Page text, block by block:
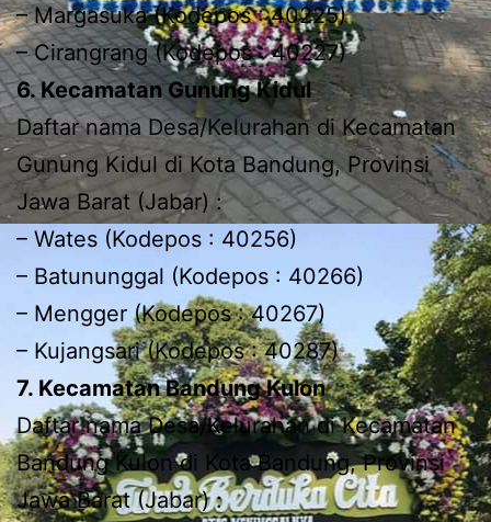
– Margasuka (Kodepos : 40225)
– Cirangrang (Kodepos : 40227)
6. Kecamatan Gunung Kidul
Daftar nama Desa/Kelurahan di Kecamatan
Gunung Kidul di Kota Bandung, Provinsi
Jawa Barat (Jabar) :
– Wates (Kodepos : 40256)
– Batununggal (Kodepos : 40266)
– Mengger (Kodepos : 40267)
– Kujangsari (Kodepos : 40287)
7. Kecamatan Bandung Kulon
Daftar nama Desa/Kelurahan di Kecamatan
Bandung Kulon di Kota Bandung, Provinsi
Jawa Barat (Jabar) :